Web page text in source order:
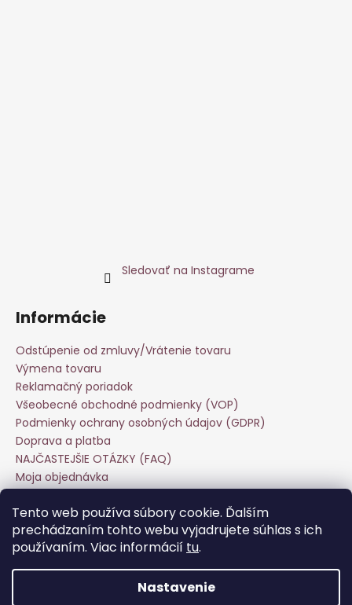
Tento web používa súbory cookie. Ďalším
prechádzaním tohto webu vyjadrujete súhlas s ich
používaním. Viac informácií tu.
Nastavenie
Sledovať na Instagrame
Informácie
Odstúpenie od zmluvy/Vrátenie tovaru
Výmena tovaru
Reklamačný poriadok
Všeobecné obchodné podmienky (VOP)
Podmienky ochrany osobných údajov (GDPR)
Doprava a platba
NAJČASTEJŠIE OTÁZKY (FAQ)
Moja objednávka
Veľkoobchod
Hodnotenie obchodu
Kontakt